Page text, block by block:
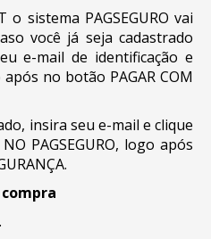
o sistema PAGSEGURO vai
você já seja cadastrado
e-mail de identificação e
no botão PAGAR COM
insira seu e-mail e clique
PAGSEGURO, logo após
compra